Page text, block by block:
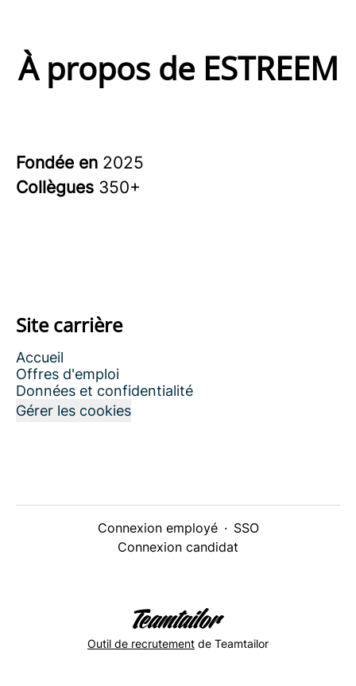
À propos de ESTREEM
Fondée en 2025
Collègues 350+
Site carrière
Accueil
Offres d'emploi
Données et confidentialité
Gérer les cookies
Connexion employé · SSO
Connexion candidat
Outil de recrutement de Teamtailor